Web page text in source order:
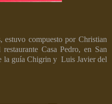
estuvo compuesto por Christian
Casa Pedro, en San
la guía Chigrin y Luis Javier del